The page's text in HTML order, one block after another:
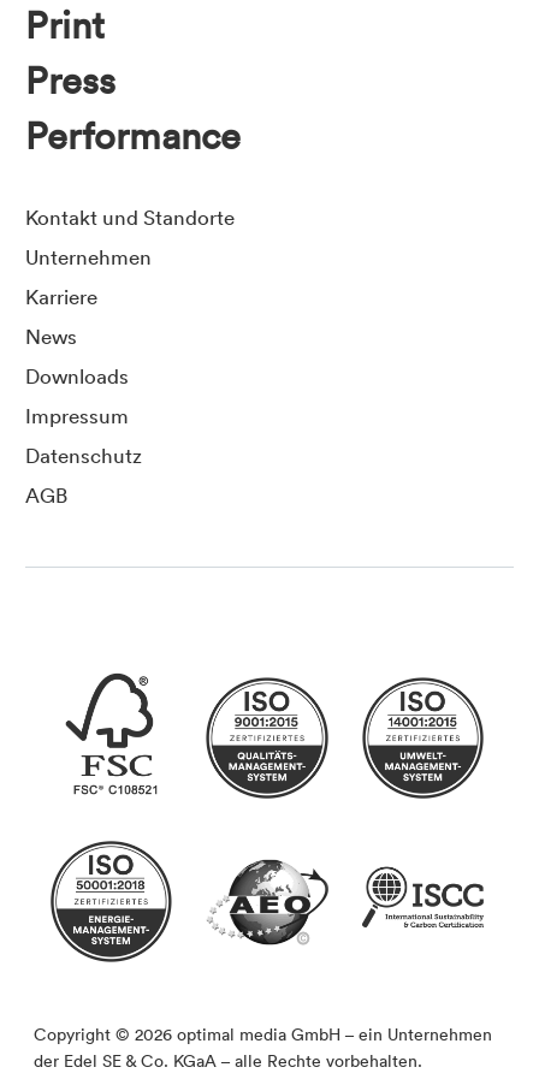
Print
Press
Performance
Kontakt und Standorte
Unternehmen
Karriere
News
Downloads
Impressum
Datenschutz
AGB
Copyright © 2026 optimal media GmbH – ein Unternehmen
der Edel SE & Co. KGaA – alle Rechte vorbehalten.